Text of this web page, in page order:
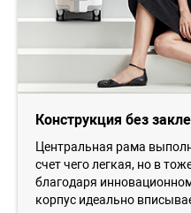
Конструкция без
Центральная рама
счет чего легкая, но в
благодаря
корпус идеально